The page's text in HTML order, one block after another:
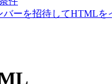
バーを招待してHTMLを